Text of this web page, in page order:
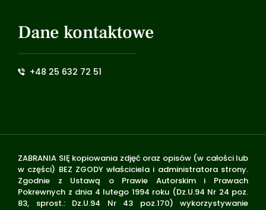
Dane kontaktowe
+48 25 632 72 51
ZABRANIA SIĘ kopiowania zdjęć oraz opisów (w całości lub
w części) BEZ ZGODY właściciela i administratora strony.
Zgodnie z Ustawą o Prawie Autorskim i Prawach
Pokrewnych z dnia 4 lutego 1994 roku (Dz.U.94 Nr 24 poz.
83, sprost.: Dz.U.94 Nr 43 poz.170) wykorzystywanie